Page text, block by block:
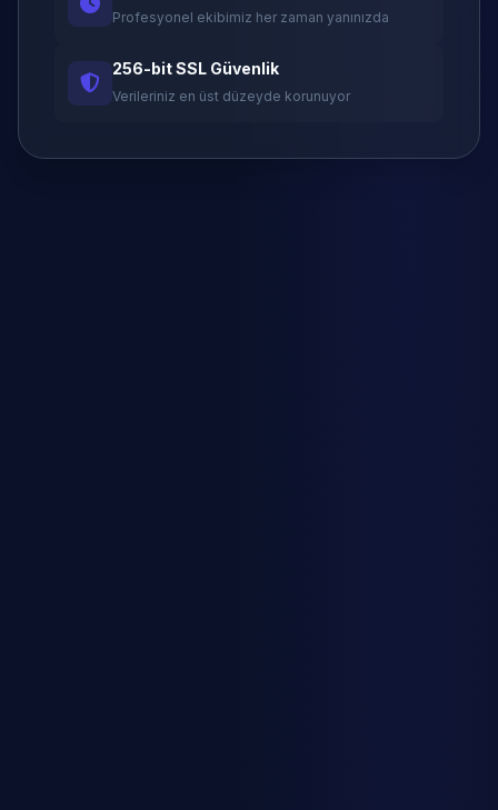
Profesyonel ekibimiz her zaman yanınızda
256-bit SSL Güvenlik
Verileriniz en üst düzeyde korunuyor